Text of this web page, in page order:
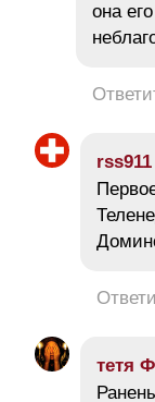
она
rss911
тетя